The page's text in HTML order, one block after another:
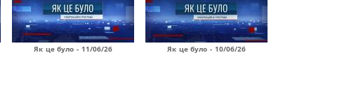
Як це було - 11/06/26 Як це було - 10/06/26